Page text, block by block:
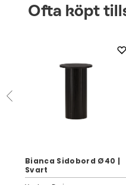
Ofta köpt
Bianca Sidobord Ø40 |
Svart